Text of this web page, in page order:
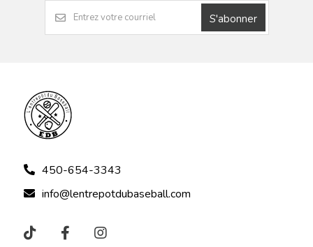
S'abonner
450-654-3343
info@lentrepotdubaseball.com